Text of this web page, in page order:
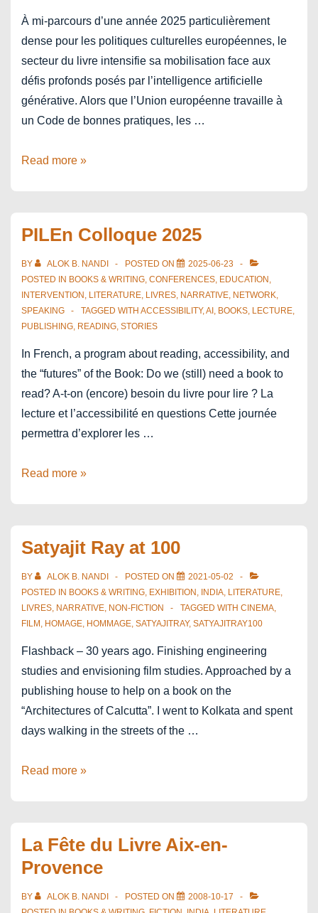
À mi-parcours d’une année 2025 particulièrement
dense pour les politiques culturelles européennes, le
secteur du livre intensifie sa mobilisation face aux
défis profonds posés par l’intelligence artificielle
générative. Alors que l’Union européenne travaille à
un Code de bonnes pratiques, les …
Face
modèles
d’action
pour
le
livre
en
Europe
?
Read more »
PILEn Colloque 2025
BY ALOK B. NANDI POSTED ON
2025-06-23
POSTED IN BOOKS & WRITING, CONFERENCES, EDUCATION ,
INTERVENTION , LITERATURE, LIVRES, NARRATIVE, NETWORK,
SPEAKING
TAGGED WITH ACCESSIBILITY,AI , BOOKS, LECTURE,
PUBLISHING, READING, STORIES
In French, a program about reading, accessibility, and
the “futures” of the Book: Do we (still) need a book to
read? A-t-on (encore) besoin du livre pour lire ? La
lecture et l’accessibilité en questions Cette journée
permettra d’explorer les …
PILEn
Read more »
Satyajit Ray at 100
BY ALOK B. NANDI POSTED ON
2021-05-02
POSTED IN BOOKS & WRITING, EXHIBITION , INDIA, LITERATURE,
LIVRES, NARRATIVE, NON-FICTION TAGGED WITH CINEMA,
FILM , HOMAGE, HOMMAGE, SATYAJITRAY, SATYAJITRAY100
Flashback – 30 years ago. Finishing engineering
studies and envisioning film studies. Approached by a
publishing house to help on a book on the
“Architectures of Calcutta”. I went to Kolkata and spent
days walking in the streets of the …
Satyajit
Read more »
La Fête du Livre Aix-en-
Provence
BY ALOK B. NANDI POSTED ON
2008-10-17